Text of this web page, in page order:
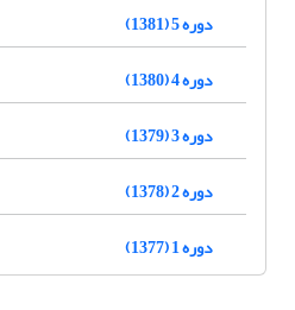
دوره 5 (1381)
دوره 4 (1380)
دوره 3 (1379)
دوره 2 (1378)
دوره 1 (1377)